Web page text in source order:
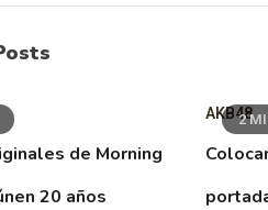
de Morning
20 años
2
AKB48